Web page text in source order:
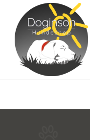
Inhalt
springen